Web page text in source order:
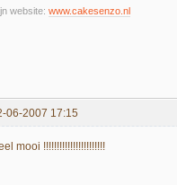
website: www.cakesenzo.nl
06-2007 17:15
mooi !!!!!!!!!!!!!!!!!!!!!!!